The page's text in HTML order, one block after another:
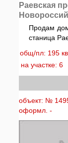
Раевская
Продам
станица
общ/пл: 195
на участке: 6
объект: №
оформл. -